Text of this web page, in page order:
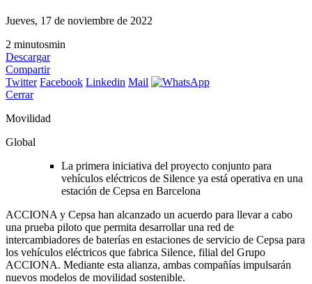
Jueves, 17 de noviembre de 2022
2 minutosmin
Descargar
Compartir
Twitter Facebook Linkedin Mail
Cerrar
Movilidad
Global
La primera iniciativa del proyecto conjunto para
vehículos eléctricos de Silence ya está operativa en una
estación de Cepsa en Barcelona
ACCIONA y Cepsa han alcanzado un acuerdo para llevar a cabo
una prueba piloto que permita desarrollar una red de
intercambiadores de baterías en estaciones de servicio de Cepsa para
los vehículos eléctricos que fabrica Silence, filial del Grupo
ACCIONA. Mediante esta alianza, ambas compañías impulsarán
nuevos modelos de movilidad sostenible.